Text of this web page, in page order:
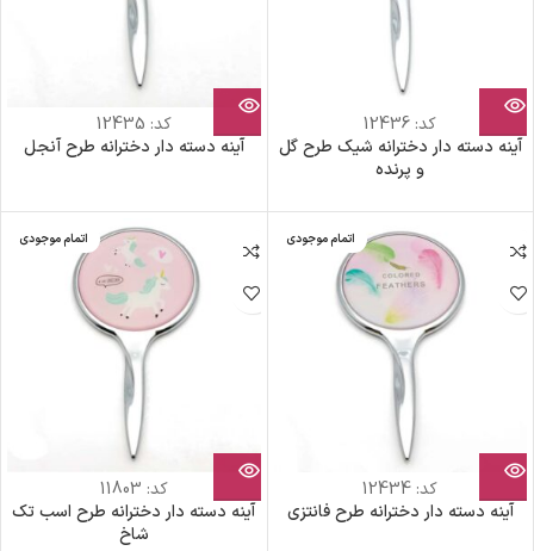
کد: 12436
آینه دسته دار دخترانه شیک طرح گل
و پرنده
کد: 12435
آینه دسته دار دخترانه طرح آنجل
اتمام موجودی
کد: 12434
آینه دسته دار دخترانه طرح فانتزی
اتمام موجودی
کد: 11803
آینه دسته دار دخترانه طرح اسب تک
شاخ